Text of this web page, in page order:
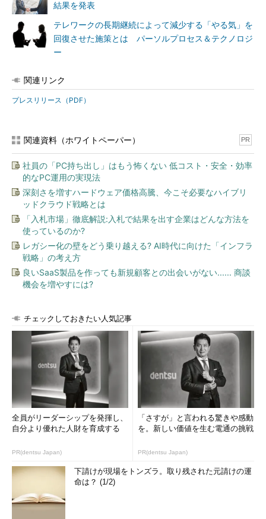
結果を発表
テレワークの長期継続によって減少する「やる気」を
回復させた施策とは パーソルプロセス＆テクノロジ
ー
関連リンク
プレスリリース（PDF）
関連資料（ホワイトペーパー） PR
社員の「PC持ち出し」はもう怖くない 低コスト・安全・効率
的なPC運用の実現法
深刻さを増すハードウェア価格高騰、今こそ必要なハイブリ
ッドクラウド戦略とは
「入札市場」徹底解説:入札で結果を出す企業はどんな方法を
使っているのか?
レガシー化の壁をどう乗り越える? AI時代に向けた「インフラ
戦略」の考え方
良いSaaS製品を作っても新規顧客との出会いがない...... 商談
機会を増やすには?
チェックしておきたい人気記事
全員がリーダーシップを発揮し、
自分より優れた人財を育成する
PR(dentsu Japan)
「さすが」と言われる驚きや感動
を。新しい価値を生む電通の挑戦
PR(dentsu Japan)
下請けが現場をトンズラ。取り残された元請けの運
命は？ (1/2)